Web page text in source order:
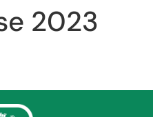
2023